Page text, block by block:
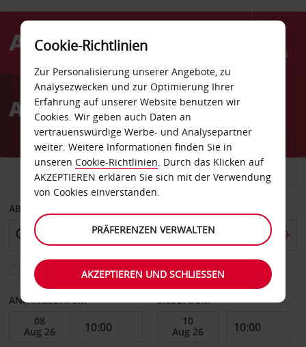
Menü
AvisAutovermietung Lwiw
FAHRZEUG TRANSPORTER
ABHOLEN VON
Eine andere Rückgabestation auswählen
ANFANGSDATUM ENDDATUM
Cookie-Richtlinien
Zur Personalisierung unserer Angebote, zu
Analysezwecken und zur Optimierung Ihrer
Erfahrung auf unserer Website benutzen wir
Cookies. Wir geben auch Daten an
vertrauenswürdige Werbe- und Analysepartner
weiter. Weitere Informationen finden Sie in
unseren Cookie-Richtlinien. Durch das Klicken auf
AKZEPTIEREN erklären Sie sich mit der Verwendung
von Cookies einverstanden.
PRÄFERENZEN VERWALTEN
AKZEPTIEREN UND SCHLIESSEN